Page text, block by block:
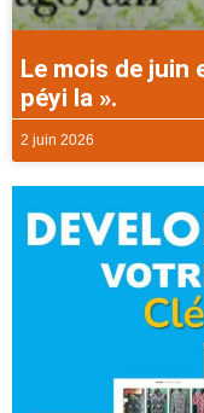
Le mois de juin
péyi la ».
2 juin 2026